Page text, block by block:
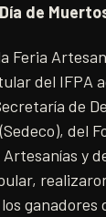
de
Feria
del IFPA
de
del
y
ganadores